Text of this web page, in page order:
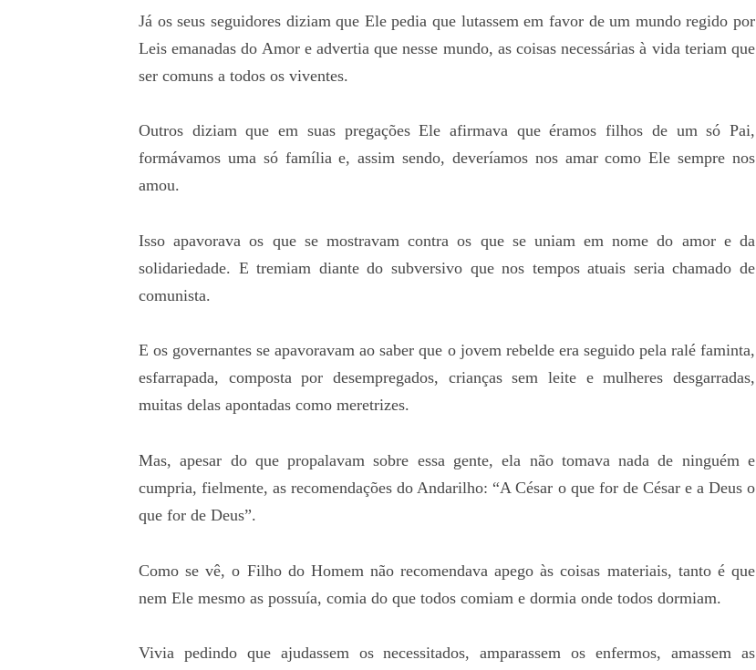
Já os seus seguidores diziam que Ele pedia que lutassem em favor de um mundo regido por
Leis emanadas do Amor e advertia que nesse mundo, as coisas necessárias à vida teriam que
ser comuns a todos os viventes.
Outros diziam que em suas pregações Ele afirmava que éramos filhos de um só Pai,
formávamos uma só família e, assim sendo, deveríamos nos amar como Ele sempre nos
amou.
Isso apavorava os que se mostravam contra os que se uniam em nome do amor e da
solidariedade. E tremiam diante do subversivo que nos tempos atuais seria chamado de
comunista.
E os governantes se apavoravam ao saber que o jovem rebelde era seguido pela ralé faminta,
esfarrapada, composta por desempregados, crianças sem leite e mulheres desgarradas,
muitas delas apontadas como meretrizes.
Mas, apesar do que propalavam sobre essa gente, ela não tomava nada de ninguém e
cumpria, fielmente, as recomendações do Andarilho: “A César o que for de César e a Deus o
que for de Deus”.
Como se vê, o Filho do Homem não recomendava apego às coisas materiais, tanto é que
nem Ele mesmo as possuía, comia do que todos comiam e dormia onde todos dormiam.
Vivia pedindo que ajudassem os necessitados, amparassem os enfermos, amassem as